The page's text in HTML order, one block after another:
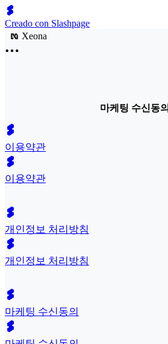
Creado con Slashpage
Xeona
마케팅 수신동의
이용약관
이용약관
개인정보 처리방침
개인정보 처리방침
마케팅 수신동의